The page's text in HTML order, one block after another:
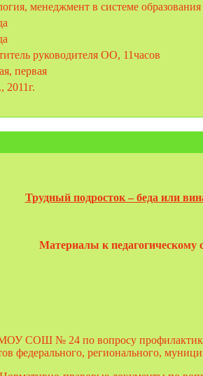
менеджмент в системе образования
руководителя ОО, 11часов
первая
2011г.
Трудный подросток – беда или
Материалы к педагогическому
МОУ СОШ № 24 по вопросу
федерального, регионального,